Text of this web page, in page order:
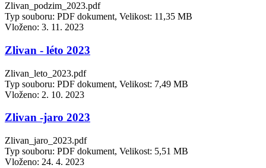
Zlivan_podzim_2023.pdf
Typ souboru: PDF dokument, Velikost: 11,35 MB
Vloženo: 3. 11. 2023
Zlivan - léto 2023
Zlivan_leto_2023.pdf
Typ souboru: PDF dokument, Velikost: 7,49 MB
Vloženo: 2. 10. 2023
Zlivan -jaro 2023
Zlivan_jaro_2023.pdf
Typ souboru: PDF dokument, Velikost: 5,51 MB
Vloženo: 24. 4. 2023